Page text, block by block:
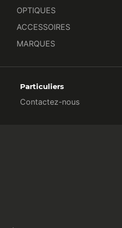
OPTIQUES
ACCESSOIRES
MARQUES
Particuliers
Contactez-nous